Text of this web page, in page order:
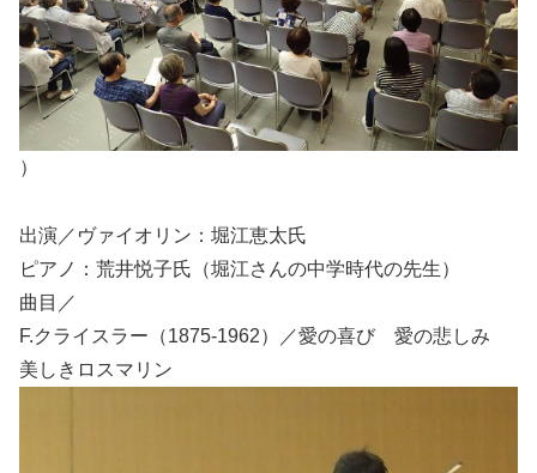
）
出演／ヴァイオリン：堀江恵太氏
ピアノ：荒井悦子氏（堀江さんの中学時代の先生）
曲目／
F.クライスラー（1875-1962）／愛の喜び 愛の悲しみ
美しきロスマリン